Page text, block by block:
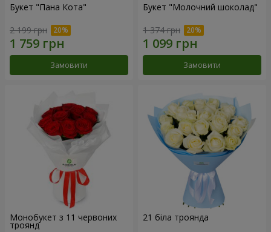
Букет "Пана Кота"
2 199 грн
Замовити
Букет "Молочний шоколад"
1 374 грн
Замовити
Монобукет з 11 червоних
троянд
21 біла троянда